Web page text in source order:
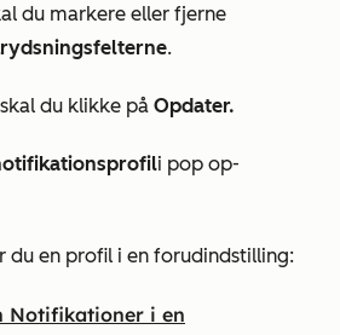
du markere eller fjerne
.
du klikke på Opdater.
i pop op-
du en profil i en forudindstilling:
Notifikationer i en